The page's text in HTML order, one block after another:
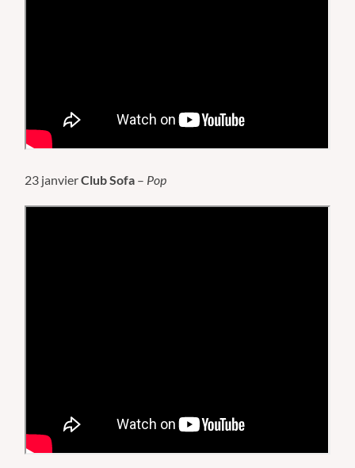
23 janvierClub Sofa – Pop